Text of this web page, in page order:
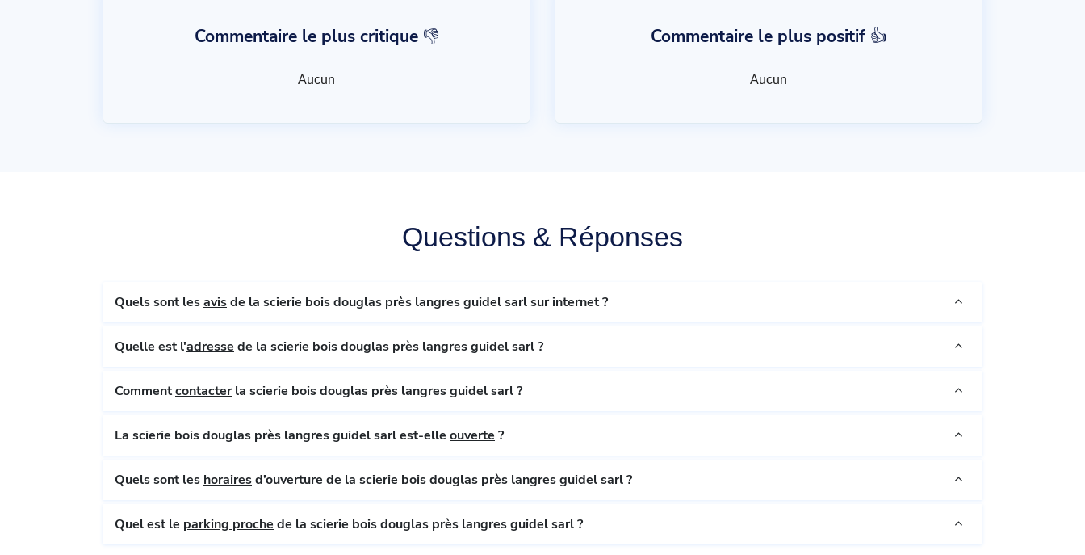
Commentaire le plus critique 👎
Aucun
Commentaire le plus positif 👍
Aucun
Questions & Réponses
Quels sont lesavis de la scierie bois douglas près langres guidel sarl sur internet ?
Quelle est l'adresse de la scierie bois douglas près langres guidel sarl ?
Commentcontacter la scierie bois douglas près langres guidel sarl ?
La scierie bois douglas près langres guidel sarl est-elle ouverte ?
Quels sont les horaires d’ouverture de la scierie bois douglas près langres guidel sarl ?
Quel est le parking proche de la scierie bois douglas près langres guidel sarl ?